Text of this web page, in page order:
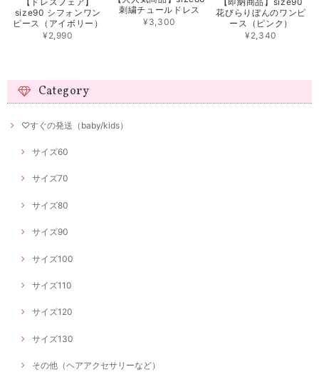
size90 シフォンワン
ピース（アイボリー）
¥2,990
刺繍チュールドレス
¥3,300
花びらりぼんのワンピ
ース（ピンク）
¥2,340
Category
♡すぐの発送（baby/kids）
サイズ60
サイズ70
サイズ80
サイズ90
サイズ100
サイズ110
サイズ120
サイズ130
その他（ヘアアクセサリーなど）